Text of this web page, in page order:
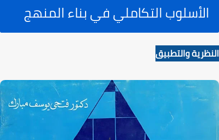
الأسلوب التكاملي في بناء المنهج
النظرية والتطبيق